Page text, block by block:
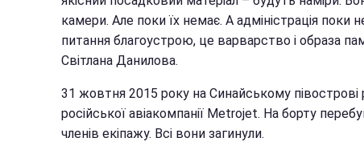
камери. Але поки їх немає. А адміністрація поки
питання благоустрою, це варварство і образа
Світлана Данилова.
31 жовтня 2015 року на Синайському півострові
російської авіакомпанії Metrojet. На борту
членів екіпажу. Всі вони загинули.